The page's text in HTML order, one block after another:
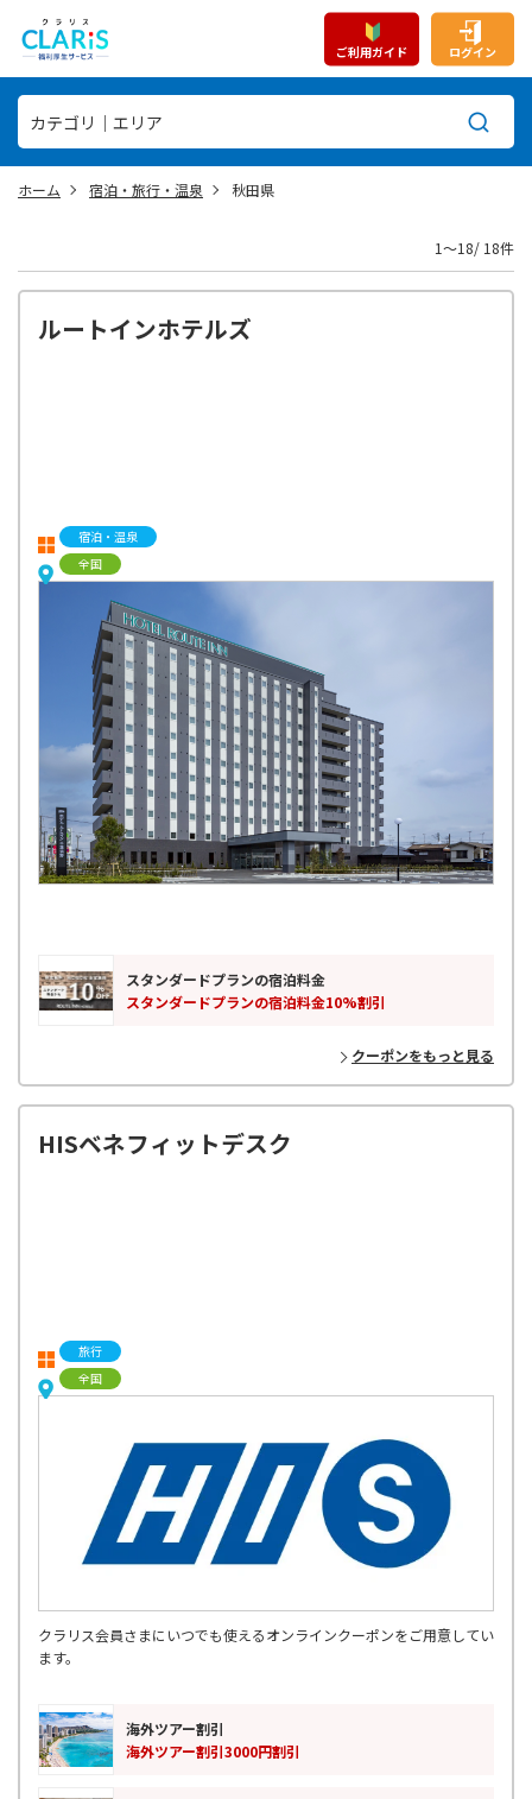
ご利用ガイド ログイン
ホーム 宿泊・旅行・温泉 秋田県
1〜18/ 18件
ルートインホテルズ
宿泊・温泉
全国
スタンダードプランの宿泊料金
スタンダードプランの宿泊料金10%割引
クーポンをもっと見る
HISベネフィットデスク
旅行
全国
クラリス会員さまにいつでも使えるオンラインクーポンをご用意してい
ます。
海外ツアー割引
海外ツアー割引3000円割引